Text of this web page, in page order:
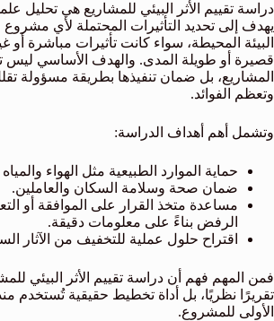
دراسة تقييم الأثر البيئي للمشاريع هي تحليل
يهدف إلى تحديد التأثيرات المحتملة لأي
البيئة المحيطة، سواء كانت تأثيرات مباشرة أو
قصيرة أو طويلة المدى. والهدف الأساسي ليس
المشاريع، بل ضمان تنفيذها بطريقة مسؤولة
وتعظم الفوائد.
وتشمل أهم أهداف الدراسة:
حماية الموارد الطبيعية مثل الهواء والمياه
ضمان صحة وسلامة السكان والعاملين.
مساعدة متخذ القرار على الموافقة أو
الرفض بناءً على معلومات دقيقة.
اقتراح حلول عملية للتخفيف من الآثار
فمن المهم فهم أن دراسة تقييم الأثر البيئي
تقريرًا نظريًا، بل أداة تخطيط حقيقية تُستخدم
الأولى للمشروع.